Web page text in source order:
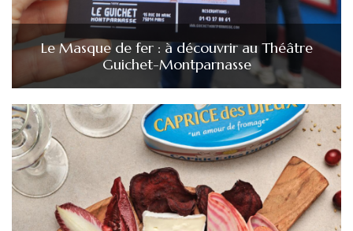
Le Masque de fer : à découvrir au Théâtre
Guichet-Montparnasse